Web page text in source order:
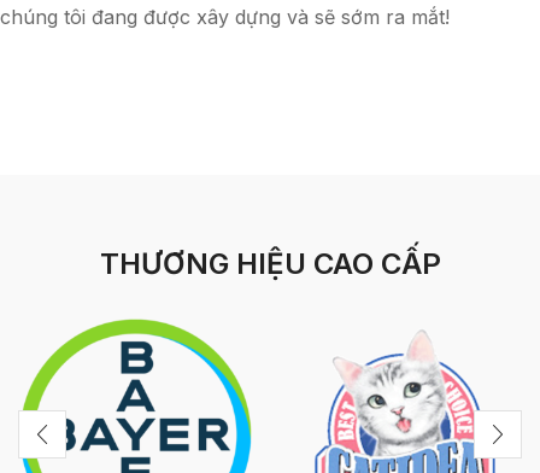
chúng tôi đang được xây dựng và sẽ sớm ra mắt!
THƯƠNG HIỆU CAO CẤP